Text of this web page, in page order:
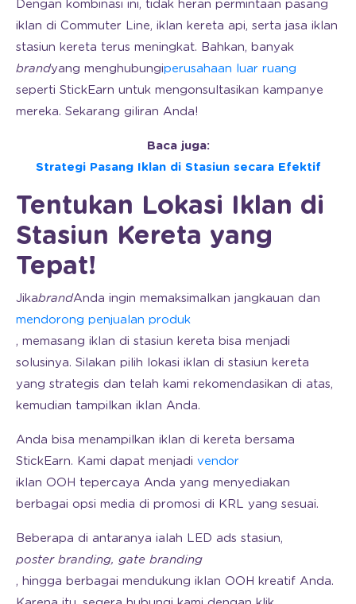
Dengan kombinasi ini, tidak heran permintaan pasang
iklan di Commuter Line, iklan kereta api, serta jasa iklan
stasiun kereta terus meningkat. Bahkan, banyak
brandyang menghubungiperusahaan luar ruang
seperti StickEarn untuk mengonsultasikan kampanye
mereka. Sekarang giliran Anda!
Baca juga:
Strategi Pasang Iklan di Stasiun secara Efektif
Tentukan Lokasi Iklan di
Stasiun Kereta yang
Tepat!
JikabrandAnda ingin memaksimalkan jangkauan dan
mendorong penjualan produk
, memasang iklan di stasiun kereta bisa menjadi
solusinya. Silakan pilih lokasi iklan di stasiun kereta
yang strategis dan telah kami rekomendasikan di atas,
kemudian tampilkan iklan Anda.
Anda bisa menampilkan iklan di kereta bersama
StickEarn. Kami dapat menjadi vendor
iklan OOH tepercaya Anda yang menyediakan
berbagai opsi media di promosi di KRL yang sesuai.
Beberapa di antaranya ialah LED ads stasiun,
poster branding, gate branding
, hingga berbagai mendukung iklan OOH kreatif Anda.